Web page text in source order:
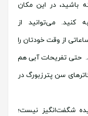
باشید، در این مکان
کنید. می‌توانید از
از وقت خودتان را
حتی تفریحات آبی هم
سن پترزبورگ در
شگفت‌انگیز نیست؛